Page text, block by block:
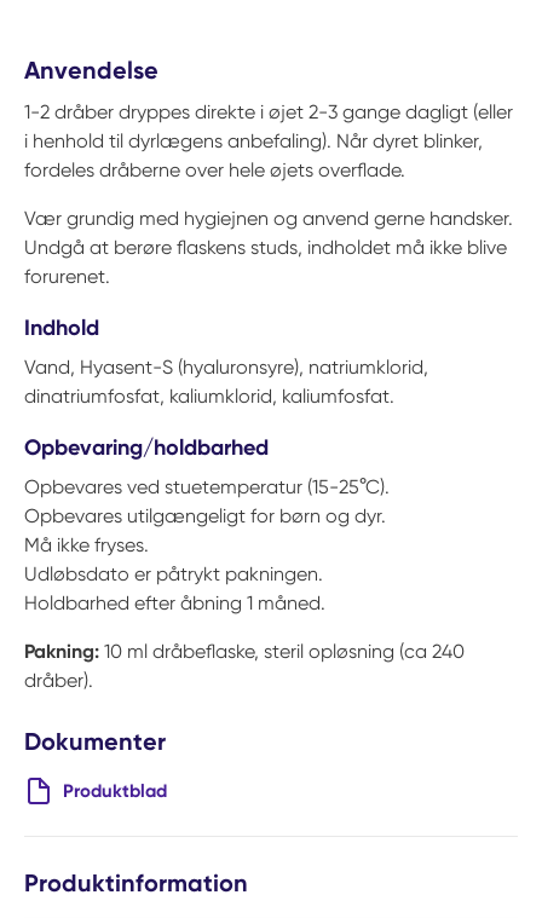
Anvendelse
1-2 dråber dryppes direkte i øjet 2-3 gange dagligt (eller
i henhold til dyrlægens anbefaling). Når dyret blinker,
fordeles dråberne over hele øjets overflade.
Vær grundig med hygiejnen og anvend gerne handsker.
Undgå at berøre flaskens studs, indholdet må ikke blive
forurenet.
Indhold
Vand, Hyasent-S (hyaluronsyre), natriumklorid,
dinatriumfosfat, kaliumklorid, kaliumfosfat.
Opbevaring/holdbarhed
Opbevares ved stuetemperatur (15-25°C).
Opbevares utilgængeligt for børn og dyr.
Må ikke fryses.
Udløbsdato er påtrykt pakningen.
Holdbarhed efter åbning 1 måned.
Pakning: 10 ml dråbeflaske, steril opløsning (ca 240
dråber).
Dokumenter
Produktblad
Produktinformation